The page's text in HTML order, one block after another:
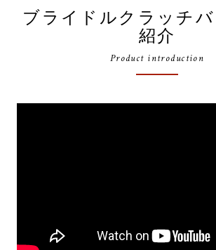
ブライドルクラッチ
紹介
Product introduction